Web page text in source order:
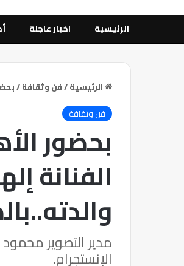
الرئيسية اخبار عاجلة
الرئيسية/فن وثقافة/
فن وثقافة
بحضور
الفنانة
مدير التصوير
الإنستجرام.